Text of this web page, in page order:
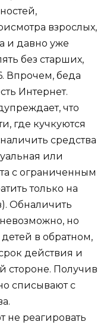
взрослых,
и давно уже
без старших,
Впрочем, беда
Интернет.
что
где кучкуются
средства
или
с ограниченным
только на
Обналичить
но
в обратном,
действия и
стороне. Получив
списывают с
не реагировать